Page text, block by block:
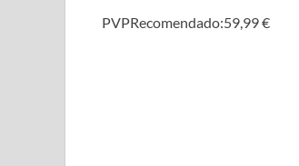
PVPRecomendado:59,99 €